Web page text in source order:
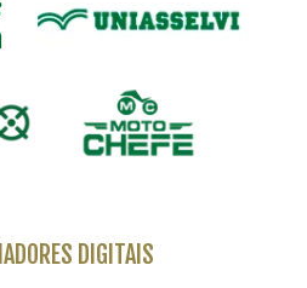
DIGITAIS